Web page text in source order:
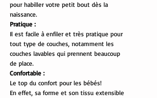
pour habiller votre petit bout dès la
naissance.
Pratique :
Il est facile à enfiler et très pratique pour
tout type de couches, notamment les
couches lavables qui prennent beaucoup
de place.
Confortable :
Le top du confort pour les bébés!
En effet, sa forme et son tissu extensible